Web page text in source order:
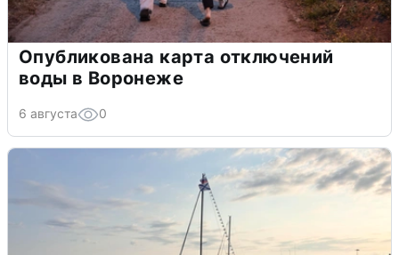
Опубликована карта отключений
воды в Воронеже
6 августа 0